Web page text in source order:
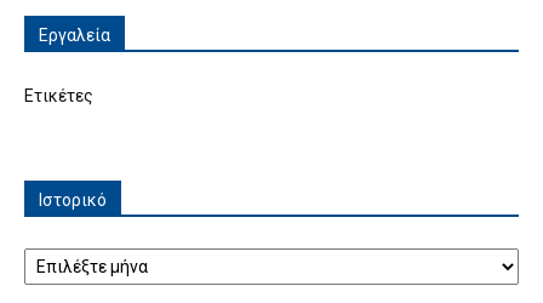
Εργαλεία
Ετικέτες
Ιστορικό
Ιστορικό